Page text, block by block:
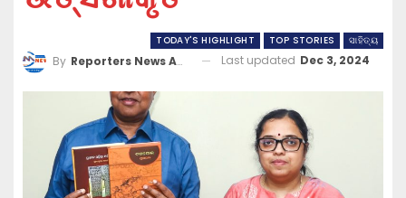
TODAY'S HIGHLIGHT TOP STORIES ସାହିତ୍ୟ
By Reporters News Agency Last updated Dec 3, 2024